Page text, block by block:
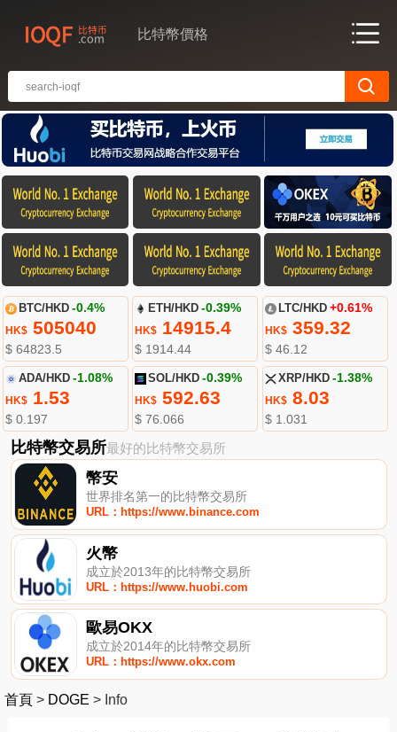
比特幣價格
BTC/HKD -0.4%
HK$505040
$ 64823.5
ETH/HKD -0.39%
HK$ 14915.4
$ 1914.44
LTC/HKD +0.61%
HK$359.32
$ 46.12
ADA/HKD -1.08%
HK$1.53
$ 0.197
SOL/HKD -0.39%
HK$ 592.63
$ 76.066
XRP/HKD -1.38%
HK$8.03
$ 1.031
比特幣交易所最好的比特幣交易所
幣安
世界排名第一的比特幣交易所
URL：https://www.binance.com
火幣
成立於2013年的比特幣交易所
URL：https://www.huobi.com
歐易OKX
成立於2014年的比特幣交易所
URL：https://www.okx.com
首頁 > DOGE > Info